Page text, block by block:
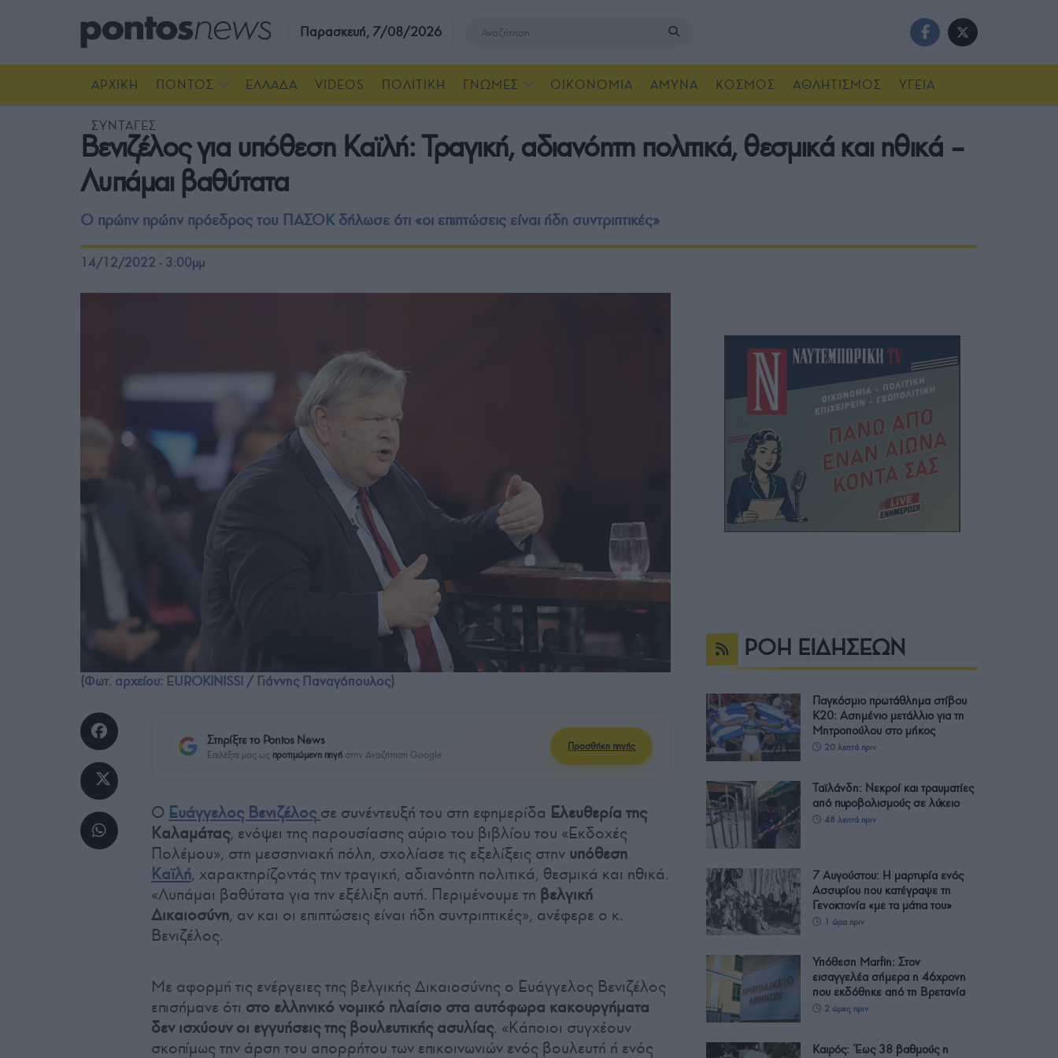
Παρασκευή, 7/08/2026
ΑΡΧΙΚΗ ΠΟΝΤΟΣ ΕΛΛΑΔΑ VIDEOS ΠΟΛΙΤΙΚΗ ΓΝΩΜΕΣ ΟΙΚΟΝΟΜΙΑ ΑΜΥΝΑ ΚΟΣΜΟΣ ΑΘΛΗΤΙΣΜΟΣ ΥΓΕΙΑ
ΣΥΝΤΑΓΕΣ
Βενιζέλος για υπόθεση Καϊλή: Τραγική, αδιανόητη πολιτικά, θεσμικά και ηθικά –
Λυπάμαι βαθύτατα
Ο πρώην πρώην πρόεδρος του ΠΑΣΟΚ δήλωσε ότι «οι επιπτώσεις είναι ήδη συντριπτικές»
14/12/2022 - 3:00μμ
(Φωτ. αρχείου: EUROKINISSI / Γιάννης Παναγόπουλος)
Στηρίξτε το Pontos News
Επιλέξτε μας ως προτιμώμενη πηγή στην Αναζήτηση Google
Προσθήκη πηγής
O Ευάγγελος Βενιζέλος σε συνέντευξή του στη εφημερίδα Ελευθερία της
Καλαμάτας, ενόψει της παρουσίασης αύριο του βιβλίου του «Εκδοχές
Πολέμου», στη μεσσηνιακή πόλη, σχολίασε τις εξελίξεις στην υπόθεση
Καϊλή, χαρακτηρίζοντάς την τραγική, αδιανόητη πολιτικά, θεσμικά και ηθικά.
«Λυπάμαι βαθύτατα για την εξέλιξη αυτή. Περιμένουμε τη βελγική
Δικαιοσύνη, αν και οι επιπτώσεις είναι ήδη συντριπτικές», ανέφερε ο κ.
Βενιζέλος.
Με αφορμή τις ενέργειες της βελγικής Δικαιοσύνης ο Ευάγγελος Βενιζέλος
επισήμανε ότι στο ελληνικό νομικό πλαίσιο στα αυτόφωρα κακουργήματα
δεν ισχύουν οι εγγυήσεις της βουλευτικής ασυλίας. «Κάποιοι συγχέουν
σκοπίμως την άρση του απορρήτου των επικοινωνιών ενός βουλευτή ή ενός
ΡΟΗ ΕΙΔΗΣΕΩΝ
Παγκόσμιο πρωτάθλημα στίβου
Κ20: Ασημένιο μετάλλιο για τη
Μητροπούλου στο μήκος
20 λεπτά πριν
Ταϊλάνδη: Νεκροί και τραυματίες
από πυροβολισμούς σε λύκειο
48 λεπτά πριν
7 Αυγούστου: Η μαρτυρία ενός
Ασσυρίου που κατέγραψε τη
Γενοκτονία «με τα μάτια του»
1 ώρα πριν
Υπόθεση Marfin: Στον
εισαγγελέα σήμερα η 46χρονη
που εκδόθηκε από τη Βρετανία
2 ώρες πριν
Καιρός: Έως 38 βαθμούς η